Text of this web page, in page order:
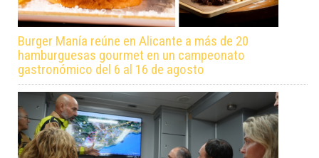
Burger Manía reúne en Alicante a más de 20
hamburguesas gourmet en un campeonato
gastronómico del 6 al 16 de agosto